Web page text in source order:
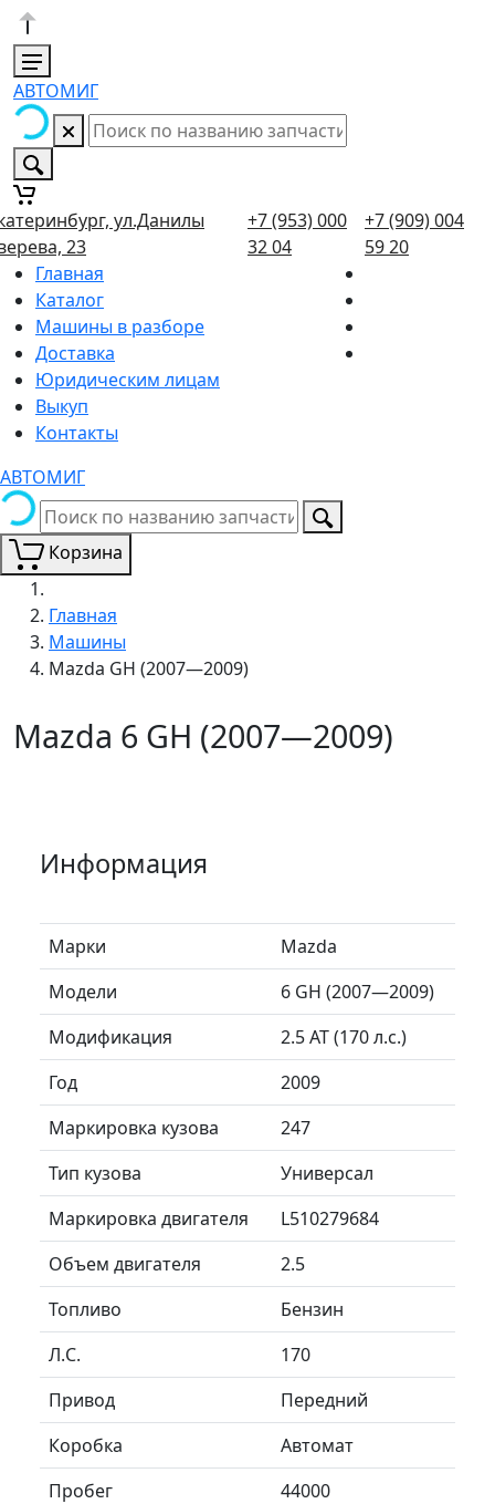
АВТОМИГ
ул.Данилы
23
+7 (953) 000
32 04
+7 (909) 004
59 20
Главная
Каталог
Машины в разборе
Доставка
Юридическим лицам
Выкуп
Контакты
АВТОМИГ
Корзина
Главная
Машины
Mazda GH (2007—2009)
Mazda 6 GH (2007—2009)
Информация
Марки
Mazda
Модели
6 GH (2007—2009)
Модификация
2.5 AT (170 л.с.)
Год
2009
Маркировка кузова
247
Тип кузова
Универсал
Маркировка двигателя
L510279684
Объем двигателя
2.5
Топливо
Бензин
Л.C.
170
Привод
Передний
Коробка
Автомат
Пробег
44000